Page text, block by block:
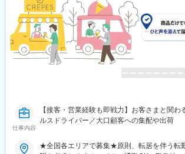
仕事内容
【接客・営業経験も即戦力】お客さまと関わ
ルスドライバー／大口顧客への集配や出荷
★全国各エリアで募集★原則、転居を伴う転